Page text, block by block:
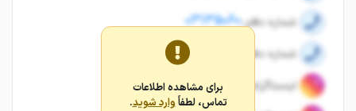
برای مشاهده اطلاعات
تماس، لطفاًوارد شوید.
شماره دفتر:03135060
شماره دفتر: 03135060
اینستاگرام: